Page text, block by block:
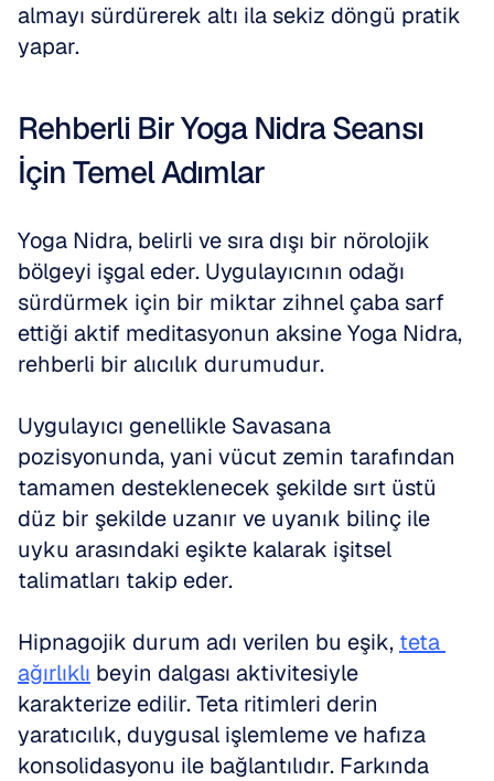
almayı sürdürerek altı ila sekiz döngü pratik
yapar.
Rehberli Bir Yoga Nidra Seansı
İçin Temel Adımlar
Yoga Nidra, belirli ve sıra dışı bir nörolojik
bölgeyi işgal eder. Uygulayıcının odağı
sürdürmek için bir miktar zihnel çaba sarf
ettiği aktif meditasyonun aksine Yoga Nidra,
rehberli bir alıcılık durumudur.
Uygulayıcı genellikle Savasana
pozisyonunda, yani vücut zemin tarafından
tamamen desteklenecek şekilde sırt üstü
düz bir şekilde uzanır ve uyanık bilinç ile
uyku arasındaki eşikte kalarak işitsel
talimatları takip eder.
Hipnagojik durum adı verilen bu eşik, teta
ağırlıklı beyin dalgası aktivitesiyle
karakterize edilir. Teta ritimleri derin
yaratıcılık, duygusal işlemleme ve hafıza
konsolidasyonu ile bağlantılıdır. Farkında